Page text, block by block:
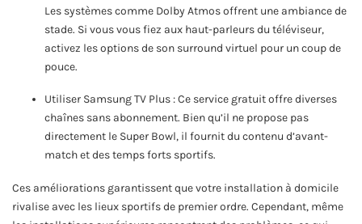
Les systèmes comme Dolby Atmos offrent une ambiance de
stade. Si vous vous fiez aux haut-parleurs du téléviseur,
activez les options de son surround virtuel pour un coup de
pouce.
Utiliser Samsung TV Plus : Ce service gratuit offre diverses
chaînes sans abonnement. Bien qu’il ne propose pas
directement le Super Bowl, il fournit du contenu d’avant-
match et des temps forts sportifs.
Ces améliorations garantissent que votre installation à domicile
rivalise avec les lieux sportifs de premier ordre. Cependant, même